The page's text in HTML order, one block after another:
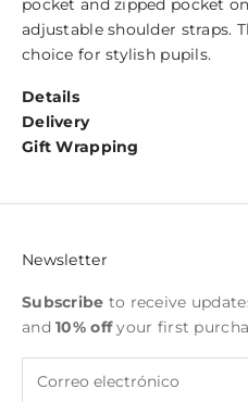
pocket and zipped pocket
adjustable shoulder straps.
choice for stylish pupils.
Details
Delivery
Gift Wrapping
Newsletter
Subscribe to receive
and10% offyour first